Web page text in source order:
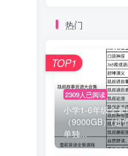
热门
2309人已阅读
小学1-6年级全
（9000GB）(超
单独...
TOP1